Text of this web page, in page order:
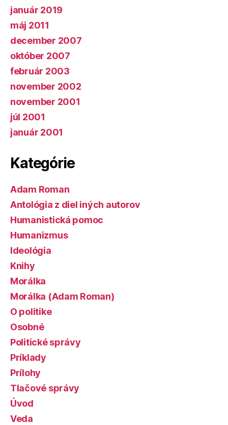
január 2019
máj 2011
december 2007
október 2007
február 2003
november 2002
november 2001
júl 2001
január 2001
Kategórie
Adam Roman
Antológia z diel iných autorov
Humanistická pomoc
Humanizmus
Ideológia
Knihy
Morálka
Morálka (Adam Roman)
O politike
Osobné
Politické správy
Príklady
Prílohy
Tlačové správy
Úvod
Veda